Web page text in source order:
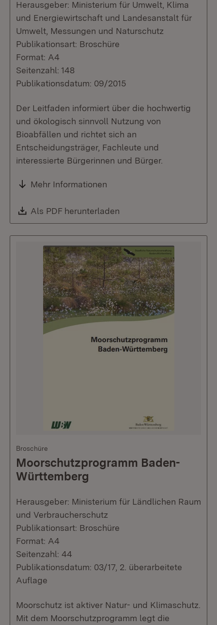
Herausgeber: Ministerium für Umwelt, Klima
und Energiewirtschaft und Landesanstalt für
Umwelt, Messungen und Naturschutz
Publikationsart: Broschüre
Format: A4
Seitenzahl: 148
Publikationsdatum: 09/2015
Der Leitfaden informiert über die hochwertig
und ökologisch sinnvoll Nutzung von
Bioabfällen und richtet sich an
Entscheidungsträger, Fachleute und
interessierte Bürgerinnen und Bürger.
Mehr Informationen
Download:
Als PDF herunterladen
Broschüre
Moorschutzprogramm Baden-
Württemberg
Herausgeber: Ministerium für Ländlichen Raum
und Verbraucherschutz
Publikationsart: Broschüre
Format: A4
Seitenzahl: 44
Publikationsdatum: 03/17, 2. überarbeitete
Auflage
Moorschutz ist aktiver Natur- und Klimaschutz.
Mit dem Moorschutzprogramm legt die